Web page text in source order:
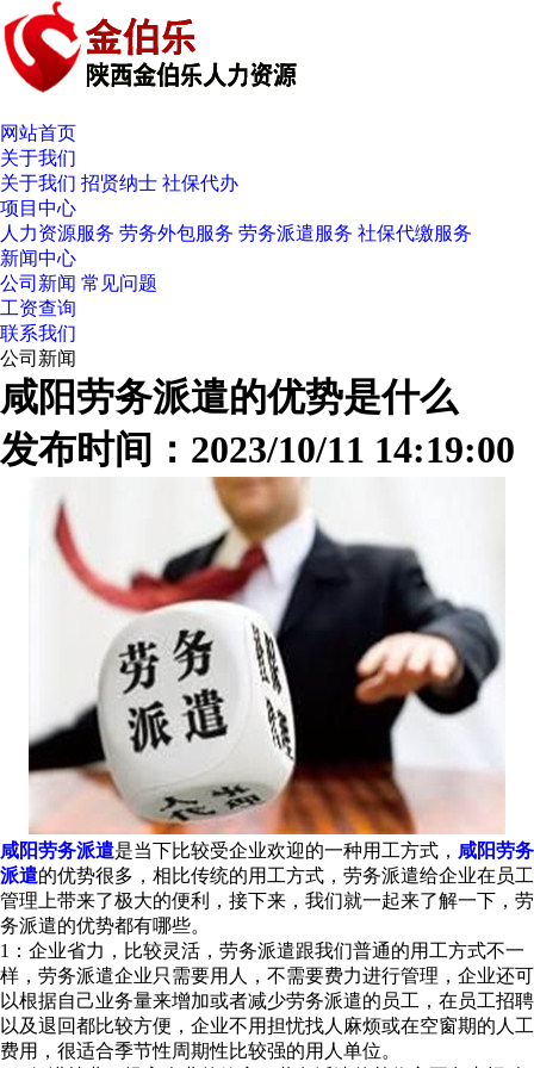
网站首页
关于我们
关于我们 招贤纳士 社保代办
项目中心
人力资源服务 劳务外包服务 劳务派遣服务 社保代缴服务
新闻中心
公司新闻 常见问题
工资查询
联系我们
公司新闻
咸阳劳务派遣的优势是什么
发布时间：2023/10/11 14:19:00
咸阳劳务派遣是当下比较受企业欢迎的一种用工方式， 咸阳劳务
派遣的优势很多，相比传统的用工方式，劳务派遣给企业在员工
管理上带来了极大的便利，接下来，我们就一起来了解一下，劳
务派遣的优势都有哪些。
1：企业省力，比较灵活，劳务派遣跟我们普通的用工方式不一
样，劳务派遣企业只需要用人，不需要费力进行管理，企业还可
以根据自己业务量来增加或者减少劳务派遣的员工，在员工招聘
以及退回都比较方便，企业不用担忧找人麻烦或在空窗期的人工
费用，很适合季节性周期性比较强的用人单位。